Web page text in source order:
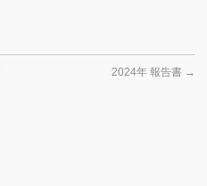
2024年 報告書 →